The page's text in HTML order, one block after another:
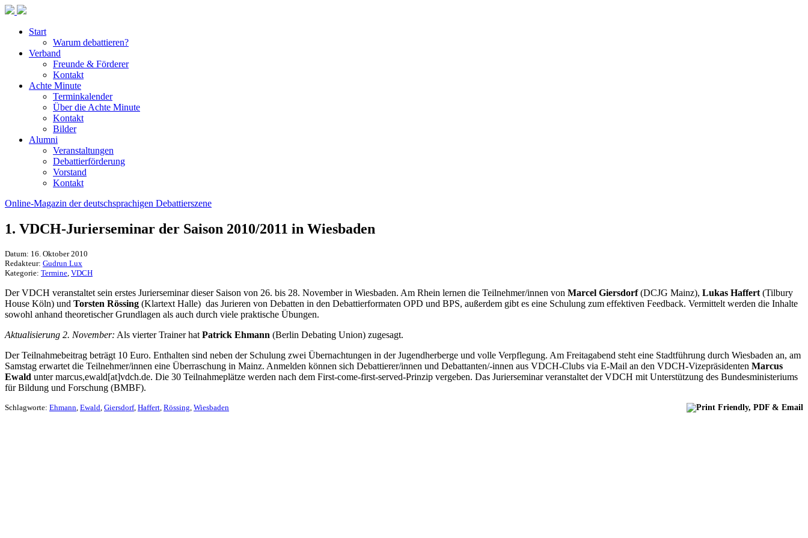
Start
Warum debattieren?
Verband
Freunde & Förderer
Kontakt
Achte Minute
Terminkalender
Über die Achte Minute
Kontakt
Bilder
Alumni
Veranstaltungen
Debattierförderung
Vorstand
Kontakt
Online-Magazin der deutschsprachigen Debattierszene
1. VDCH-Jurierseminar der Saison 2010/2011 in Wiesbaden
Datum: 16. Oktober 2010
Redakteur: Gudrun Lux
Kategorie: Termine VDCH
Der VDCH veranstaltet sein erstes Jurierseminar dieser Saison von 26. bis 28. November in Wiesbaden. Am Rhein lernen die Teilnehmer/innen von Marcel Giersdorf(DCJG Mainz), Lukas Haffert (Tilbury
House Köln) und Torsten Rössing (Klartext Halle) das Jurieren von Debatten in den Debattierformaten OPD und BPS, außerdem gibt es eine Schulung zum effektiven Feedback. Vermittelt werden die Inhalte
sowohl anhand theoretischer Grundlagen als auch durch viele praktische Übungen.
Aktualisierung 2. November: Als vierter Trainer hat Patrick Ehmann (Berlin Debating Union) zugesagt.
Der Teilnahmebeitrag beträgt 10 Euro. Enthalten sind neben der Schulung zwei Übernachtungen in der Jugendherberge und volle Verpflegung. Am Freitagabend steht eine Stadtführung durch Wiesbaden an, am
Samstag erwartet die Teilnehmer/innen eine Überraschung in Mainz. Anmelden können sich Debattierer/innen und Debattanten/-innen aus VDCH-Clubs via E-Mail an den VDCH-Vizepräsidenten Marcus
Ewald unter marcus,ewald[at]vdch.de. Die 30 Teilnahmeplätze werden nach dem First-come-first-served-Prinzip vergeben. Das Jurierseminar veranstaltet der VDCH mit Unterstützung des Bundesministeriums
für Bildung und Forschung (BMBF).
Schlagworte: Ehmann Ewald Giersdorf, Haffert Rössing Wiesbaden